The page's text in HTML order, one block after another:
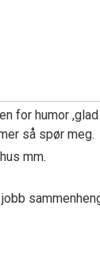
for humor
så spør meg.
mm.